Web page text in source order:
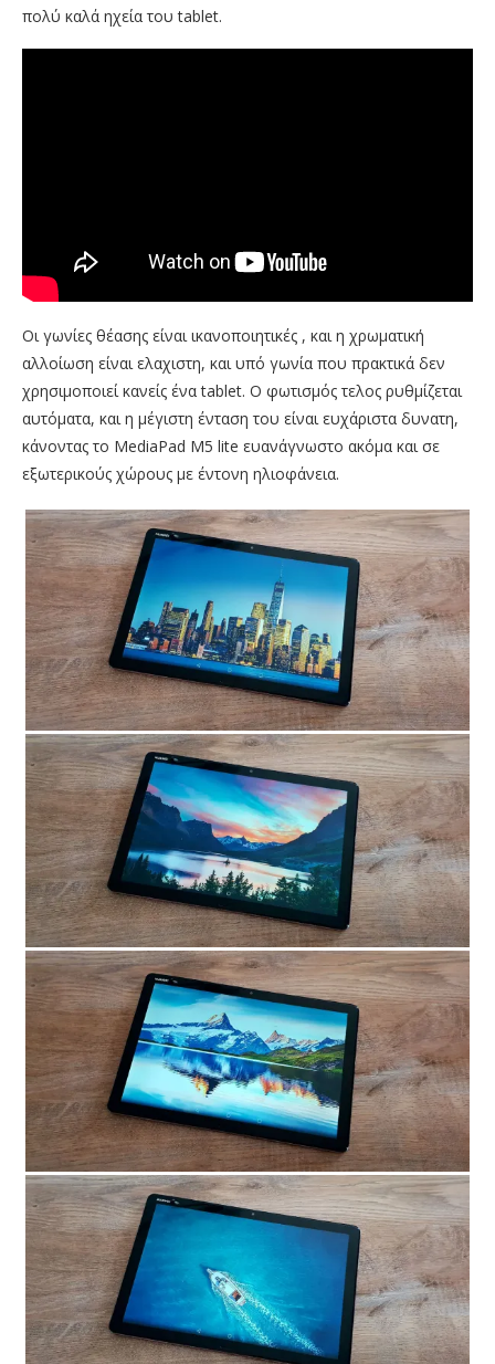
πολύ καλά ηχεία του tablet.
Οι γωνίες θέασης είναι ικανοποιητικές , και η χρωματική
αλλοίωση είναι ελαχιστη, και υπό γωνία που πρακτικά δεν
χρησιμοποιεί κανείς ένα tablet. Ο φωτισμός τελος ρυθμίζεται
αυτόματα, και η μέγιστη ένταση του είναι ευχάριστα δυνατη,
κάνοντας το MediaPad M5 lite ευανάγνωστο ακόμα και σε
εξωτερικούς χώρους με έντονη ηλιοφάνεια.